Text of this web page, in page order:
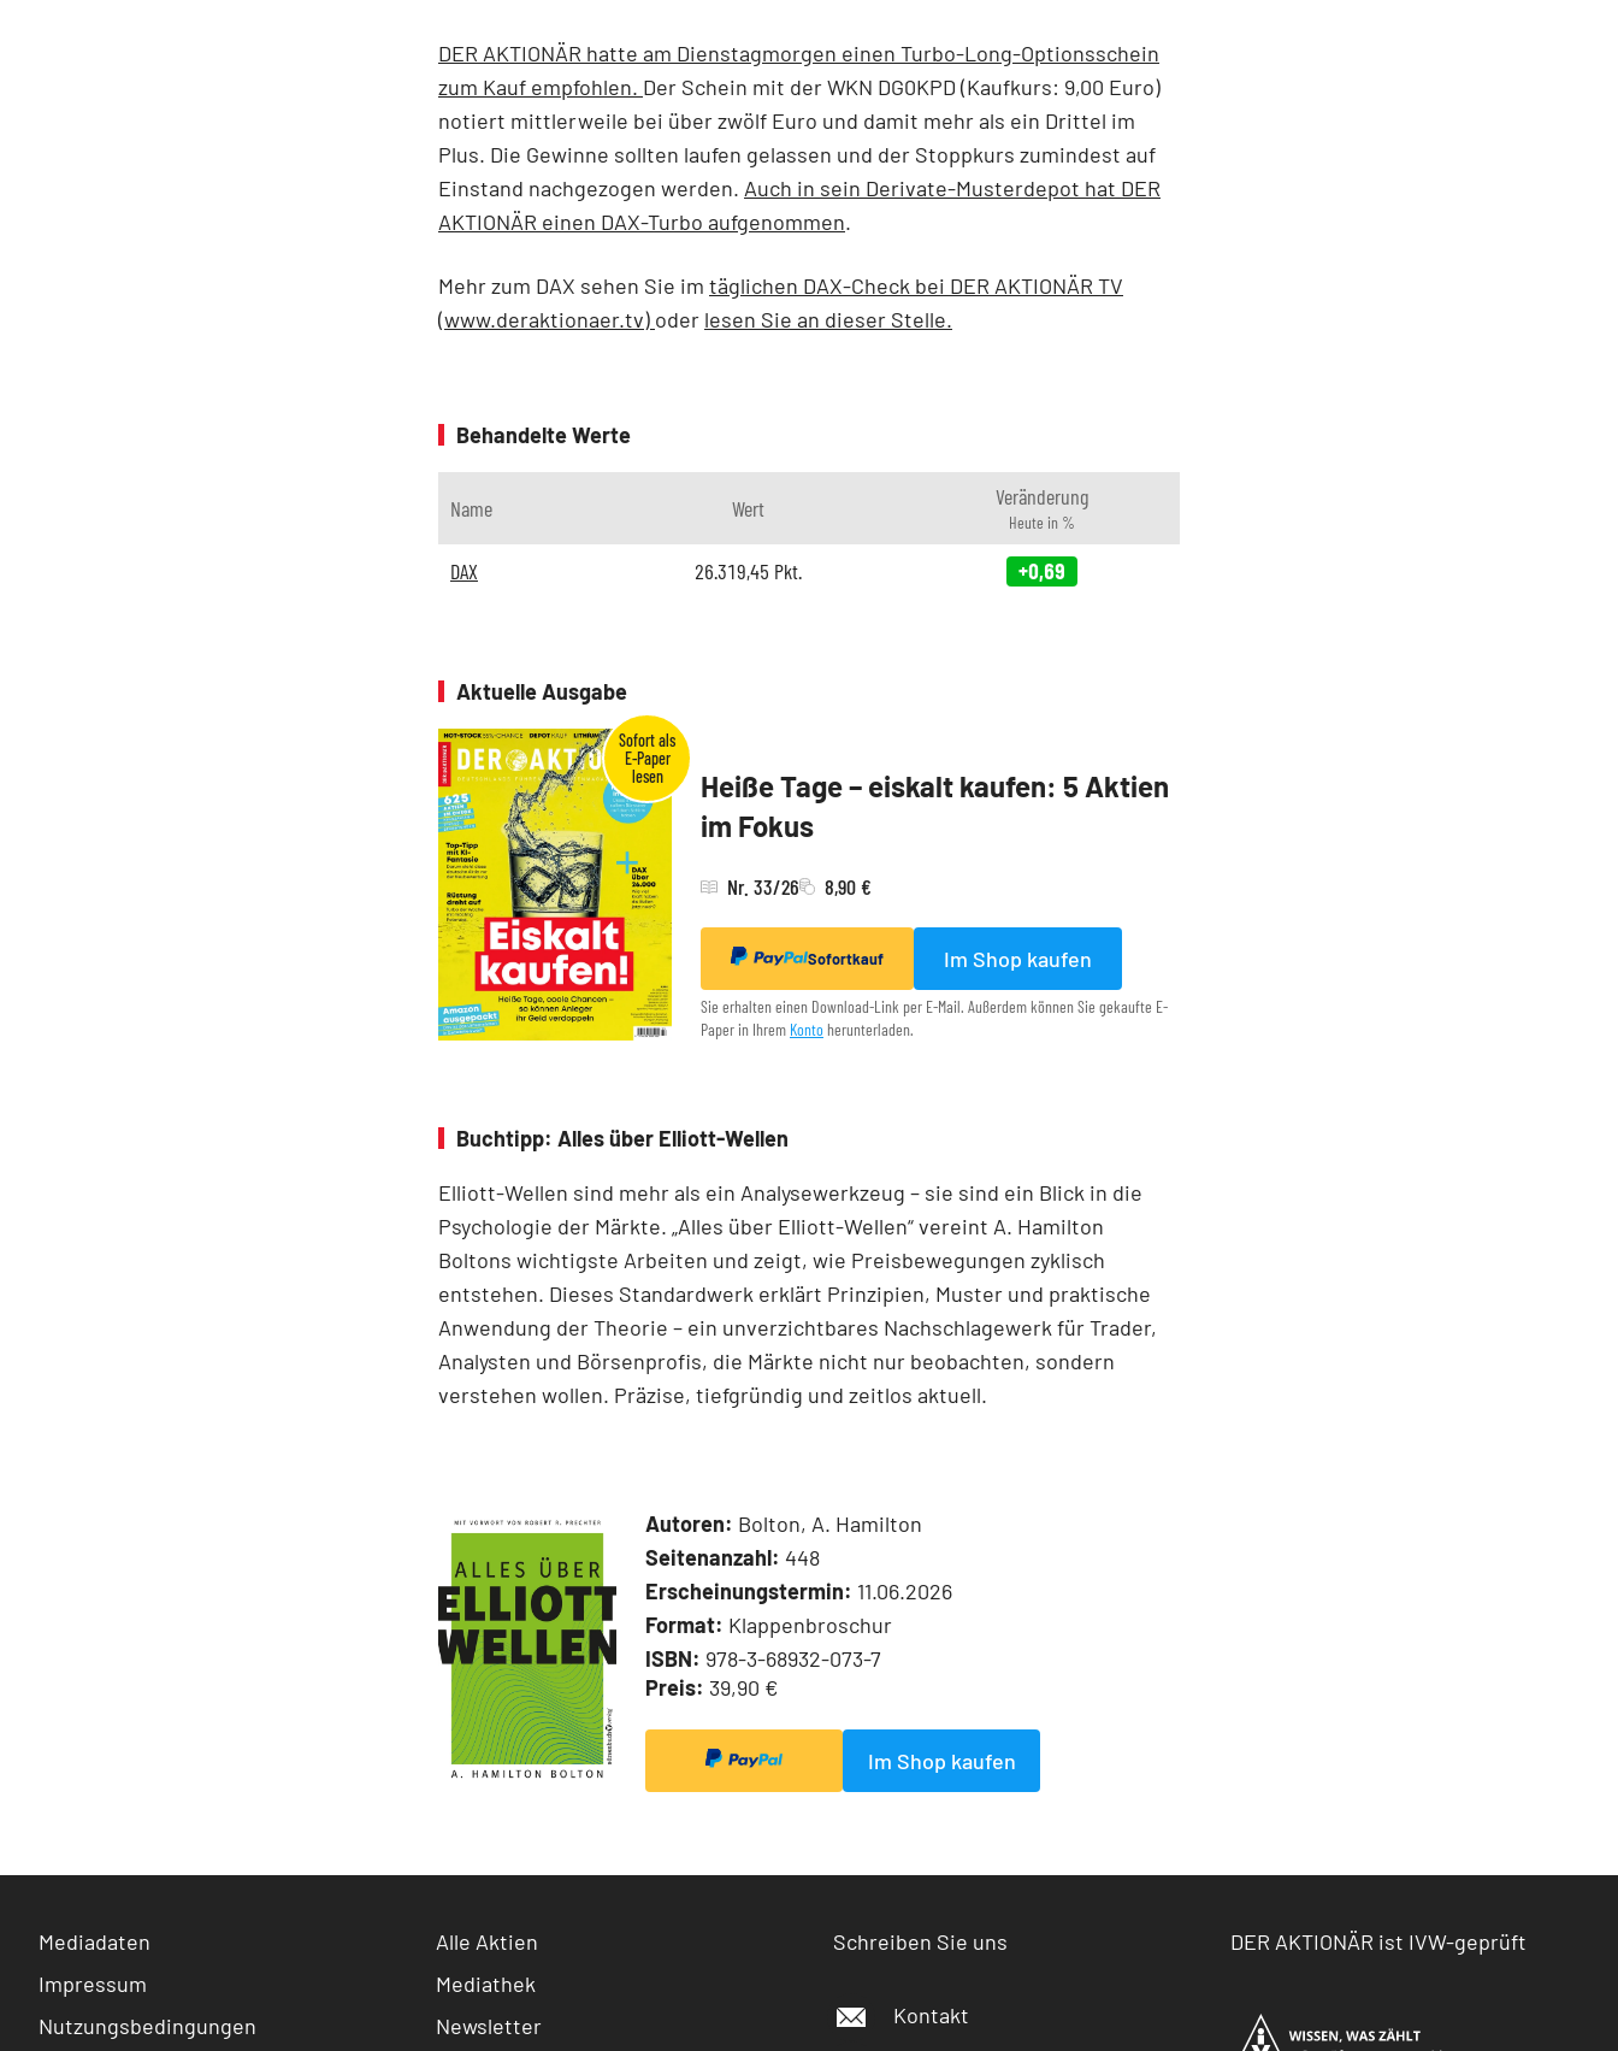
DER AKTIONÄR hatte am Dienstagmorgen einen Turbo-Long-Optionsschein
zum Kauf empfohlen. Der Schein mit der WKN DG0KPD (Kaufkurs: 9,00 Euro)
notiert mittlerweile bei über zwölf Euro und damit mehr als ein Drittel im
Plus. Die Gewinne sollten laufen gelassen und der Stoppkurs zumindest auf
Einstand nachgezogen werden. Auch in sein Derivate-Musterdepot hat DER
AKTIONÄR einen DAX-Turbo aufgenommen.
Mehr zum DAX sehen Sie im täglichen DAX-Check bei DER AKTIONÄR TV
(www.deraktionaer.tv) oder lesen Sie an dieser Stelle.
Behandelte Werte
Name Wert Veränderung
Heute in %
DAX 26.319,45 Pkt. +0,69
Aktuelle Ausgabe
Heiße Tage – eiskalt kaufen: 5 Aktien
im Fokus
Nr. 33/26 8,90 €
Sofortkauf Im Shop kaufen
Sie erhalten einen Download-Link per E-Mail. Außerdem können Sie gekaufte E-
Paper in Ihrem Konto herunterladen.
Buchtipp: Alles über Elliott-Wellen
Elliott-Wellen sind mehr als ein Analysewerkzeug – sie sind ein Blick in die
Psychologie der Märkte. „Alles über Elliott-Wellen“ vereint A. Hamilton
Boltons wichtigste Arbeiten und zeigt, wie Preisbewegungen zyklisch
entstehen. Dieses Standardwerk erklärt Prinzipien, Muster und praktische
Anwendung der Theorie – ein unverzichtbares Nachschlagewerk für Trader,
Analysten und Börsenprofis, die Märkte nicht nur beobachten, sondern
verstehen wollen. Präzise, tiefgründig und zeitlos aktuell.
Autoren: Bolton, A. Hamilton
Seitenanzahl: 448
Erscheinungstermin: 11.06.2026
Format: Klappenbroschur
ISBN: 978-3-68932-073-7
Preis: 39,90 €
Im Shop kaufen
Mediadaten
Impressum
Nutzungsbedingungen
Alle Aktien
Mediathek
Newsletter
Schreiben Sie uns
Kontakt
DER AKTIONÄR ist IVW-geprüft